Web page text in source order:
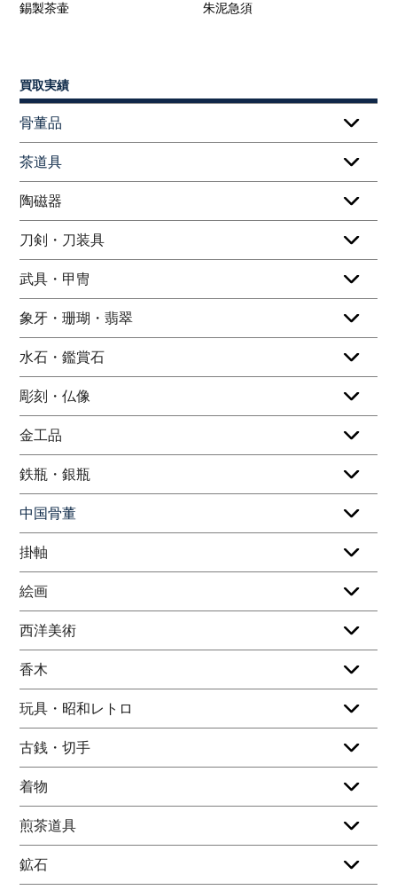
錫製茶壷
朱泥急須
買取実績
骨董品
茶道具
陶磁器
刀剣・刀装具
武具・甲冑
象牙・珊瑚・翡翠
水石・鑑賞石
彫刻・仏像
金工品
鉄瓶・銀瓶
中国骨董
掛軸
絵画
西洋美術
香木
玩具・昭和レトロ
古銭・切手
着物
煎茶道具
鉱石